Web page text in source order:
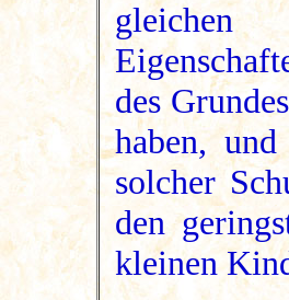
gleichen
des
haben,
solcher
den
kleinen